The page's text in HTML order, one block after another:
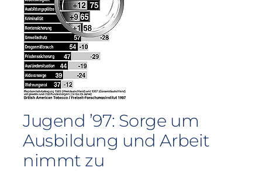
Jugend ’97: Sorge um
Ausbildung und Arbeit
nimmt zu